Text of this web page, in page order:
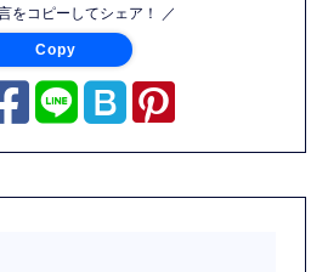
をコピーしてシェア！ ／
Copy